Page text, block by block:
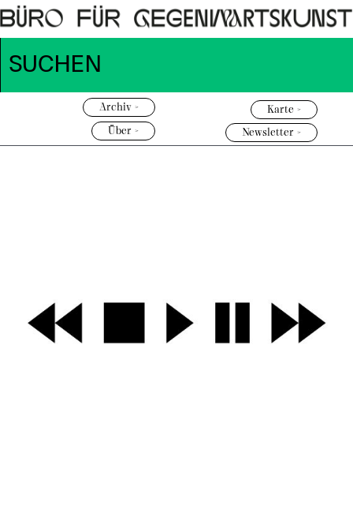
Archiv >
Über >
Karte >
Newsletter >